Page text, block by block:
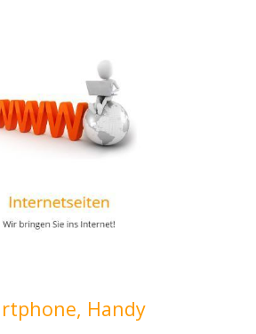
Handy